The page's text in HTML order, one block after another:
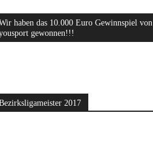
haben das 10.000 Euro Gewinnspiel von
gewonnen!!!
2017